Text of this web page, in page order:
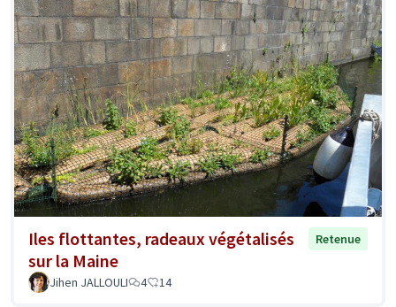
Iles flottantes, radeaux végétalisés
sur la Maine
Retenue
Jihen JALLOULI 4 14